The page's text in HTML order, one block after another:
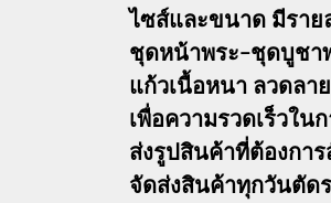
ไซส์และขนาด มีราย
ชุดหน้าพระ-ชุดบูชา
แก้วเนื้อหนา ลวดลา
เพื่อความรวดเร็วใ
ส่งรูปสินค้าที่ต้องกา
จัดส่งสินค้าทุกวันตัด